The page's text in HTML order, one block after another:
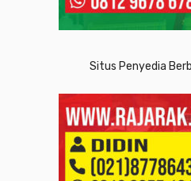
Situs Penyedia